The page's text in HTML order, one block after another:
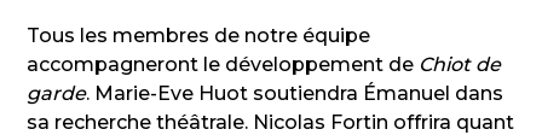
Tous les membres de notre équipe
accompagneront le développement de Chiot de
garde. Marie-Eve Huot soutiendra Émanuel dans
sa recherche théâtrale. Nicolas Fortin offrira quant